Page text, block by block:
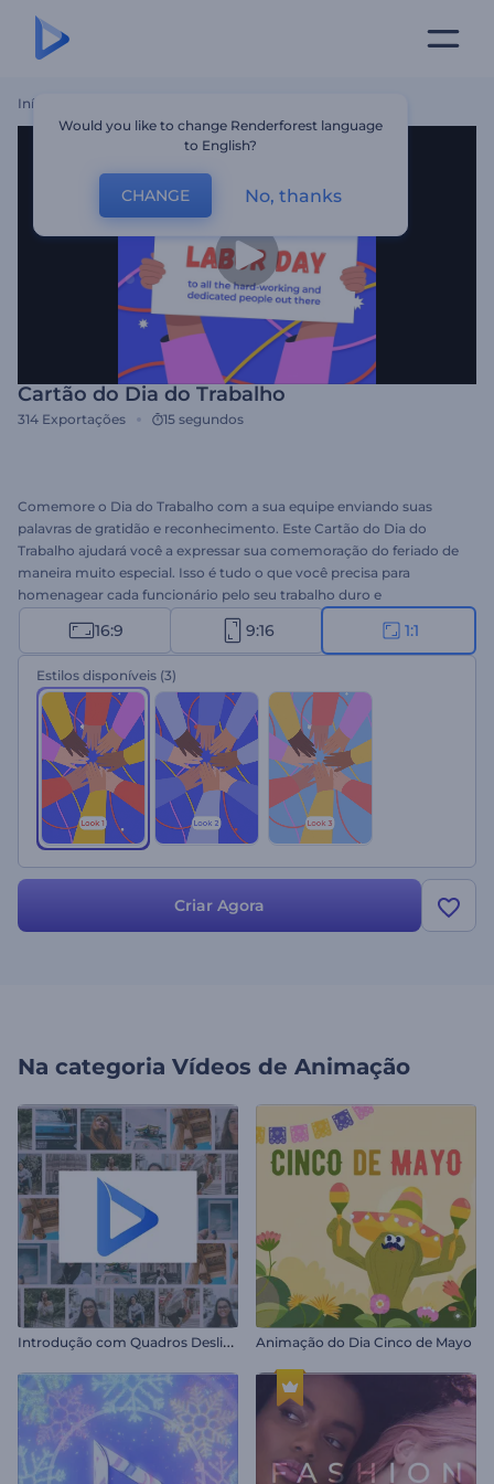
Início
Cartão do Dia do Trabalho
314 Exportações 15 segundos
Comemore o Dia do Trabalho com a sua equipe enviando suas
palavras de gratidão e reconhecimento. Este Cartão do Dia do
Trabalho ajudará você a expressar sua comemoração do feriado de
maneira muito especial. Isso é tudo o que você precisa para
homenagear cada funcionário pelo seu trabalho duro e
contribuição diária. Envie seu logotipo, digite sua mensagem e
aguarde alguns minutos para obter seu vídeo profissional. Mostre
seu reconhecimento pelo trabalho duro de cada funcionário de
maneira única. Experimente este modelo agora mesmo!
16:9 9:16 1:1
Estilos disponíveis (3)
Criar Agora
Na categoria Vídeos de Animação
I
ntrodução com Quadros Deslizantes Animação do Dia Cinco de Mayo
Would you like to change Renderforest language
to English?
CHANGE No, thanks